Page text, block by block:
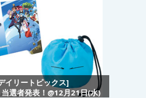
イリートピックス]
選者発表！@12月21日(水)